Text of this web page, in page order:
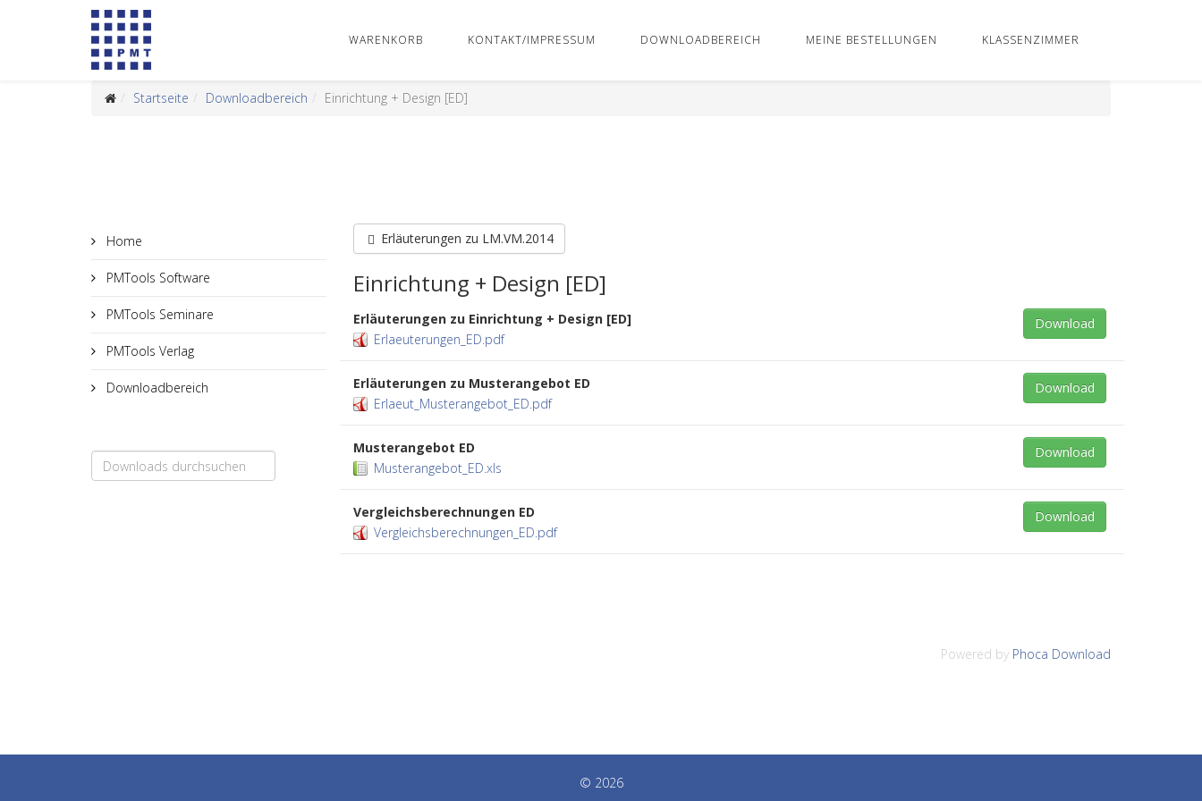
WARENKORB KONTAKT/IMPRESSUM DOWNLOADBEREICH MEINE BESTELLUNGEN KLASSENZIMMER
Startseite Downloadbereich Einrichtung + Design [ED]
Home
PMTools Software
PMTools Seminare
PMTools Verlag
Downloadbereich
Erläuterungen zu LM.VM.2014
Einrichtung + Design [ED]
Erläuterungen zu Einrichtung + Design [ED]
Erlaeuterungen_ED.pdf
Download
Erläuterungen zu Musterangebot ED
Erlaeut_Musterangebot_ED.pdf
Download
Musterangebot ED
Musterangebot_ED.xls
Download
Vergleichsberechnungen ED
Vergleichsberechnungen_ED.pdf
Download
Powered by Phoca Download
© 2026